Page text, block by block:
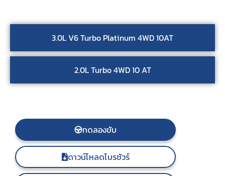
3.0L V6 Turbo Platinum 4WD 10AT
2.0L Turbo 4WD 10 AT
ทดลองขับ
ดาวน์โหลดโบรชัวร์